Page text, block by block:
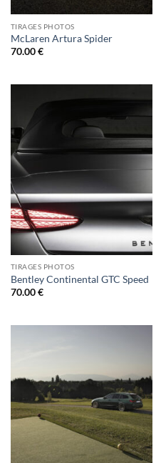
TIRAGES PHOTOS
McLaren Artura Spider
70.00€
TIRAGES PHOTOS
Bentley Continental GTC Speed
70.00€